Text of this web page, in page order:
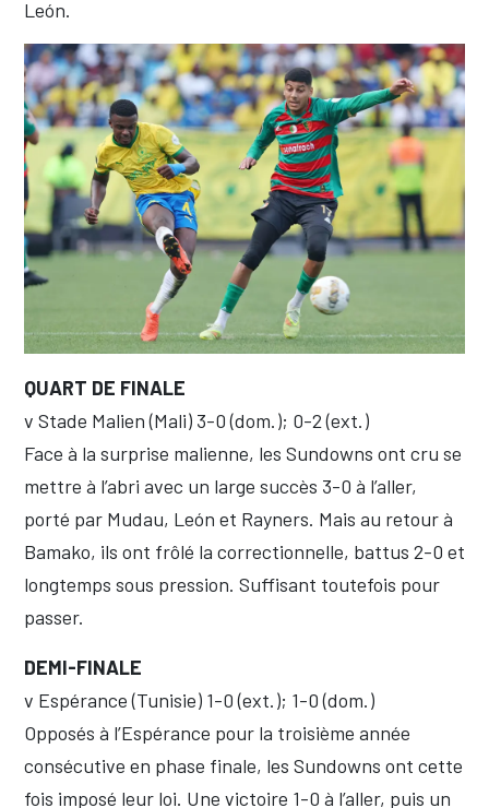
León.
QUART DE FINALE
v Stade Malien (Mali) 3-0 (dom.); 0-2 (ext.)
Face à la surprise malienne, les Sundowns ont cru se
mettre à l’abri avec un large succès 3-0 à l’aller,
porté par Mudau, León et Rayners. Mais au retour à
Bamako, ils ont frôlé la correctionnelle, battus 2-0 et
longtemps sous pression. Suffisant toutefois pour
passer.
DEMI-FINALE
v Espérance (Tunisie) 1-0 (ext.); 1-0 (dom.)
Opposés à l’Espérance pour la troisième année
consécutive en phase finale, les Sundowns ont cette
fois imposé leur loi. Une victoire 1-0 à l’aller, puis un